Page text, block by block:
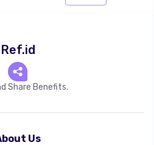
Ref.id
Share Benefits.
Us